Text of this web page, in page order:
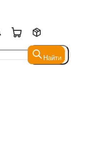
Найти
Найти